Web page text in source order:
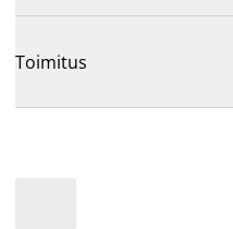
Toimitus